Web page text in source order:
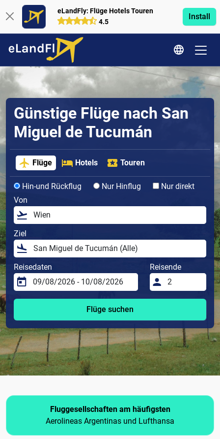
eLandFly: Flüge Hotels Touren
4.5
Install
Günstige Flüge nach San
Miguel de Tucumán
Flüge Hotels Touren
Hin-und Rückflug Nur Hinflug
Nur direkt
Von
Ziel
Reisedaten Reisende
Flüge suchen
Fluggesellschaften am häufigsten
Aerolineas Argentinas und Lufthansa